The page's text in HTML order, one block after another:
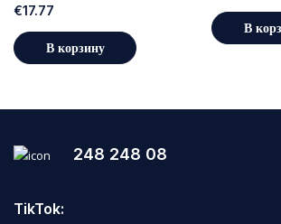
€17.77
В корзину
В
248 248 08
TikTok: